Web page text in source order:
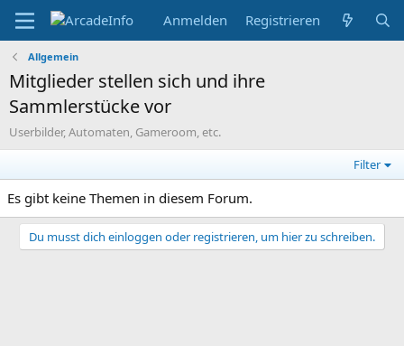
Anmelden Registrieren
Allgemein
Mitglieder stellen sich und ihre
Sammlerstücke vor
Userbilder, Automaten, Gameroom, etc.
Filter
Es gibt keine Themen in diesem Forum.
Du musst dich einloggen oder registrieren, um hier zu schreiben.